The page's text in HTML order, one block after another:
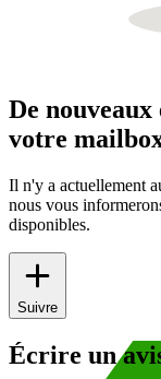
De
votre
Il n'y a actuellement
nous vous
disponibles.
Suivre
Écrire un